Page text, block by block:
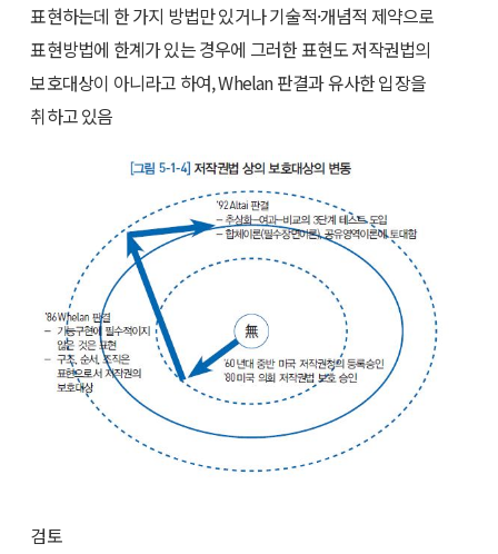
표현하는데 한 가지 방법만 있거나 기술적·개념적 제약으로
표현방법에 한계가 있는 경우에 그러한 표현도 저작권법의
보호대상이 아니라고 하여, Whelan 판결과 유사한 입장을
취하고 있음
검토